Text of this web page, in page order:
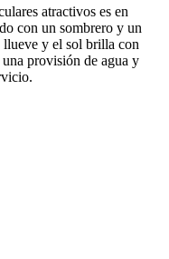
atractivos es en
con un sombrero y un
llueve y el sol brilla con
provisión de agua y